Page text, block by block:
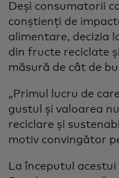
Deși consumatorii
conștienți de
alimentare, decizia
din fructe reciclate
măsură de cât de
„Primul lucru de
gustul și valoarea
reciclare și
motiv convingător
La începutul